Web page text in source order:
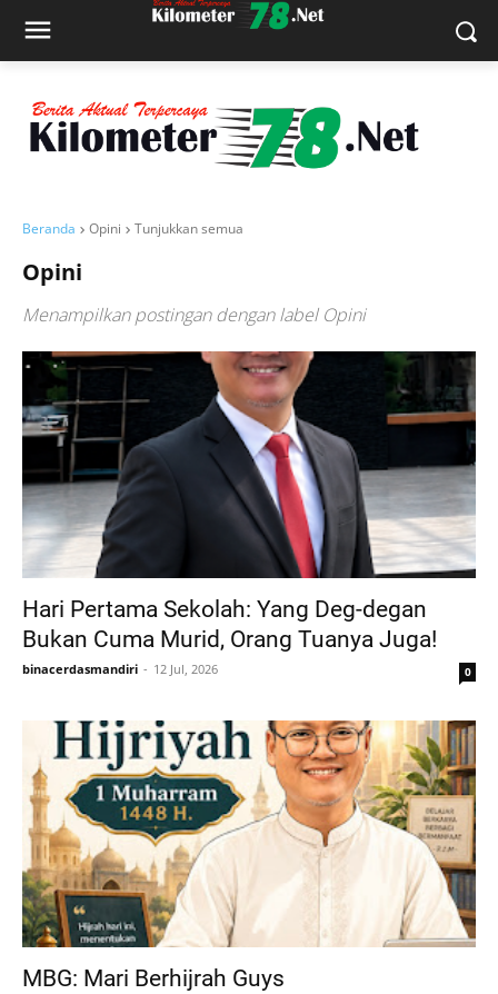
Beranda Opini Tunjukkan semua
Opini
Menampilkan postingan dengan label Opini
Hari Pertama Sekolah: Yang Deg-degan
Bukan Cuma Murid, Orang Tuanya Juga!
binacerdasmandiri 12 Jul, 2026 0
MBG: Mari Berhijrah Guys